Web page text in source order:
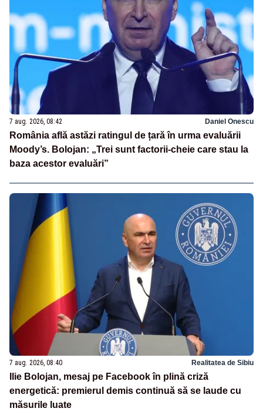
7 aug. 2026, 08:42 Daniel Onescu
România află astăzi ratingul de țară în urma evaluării
Moody’s. Bolojan: „Trei sunt factorii-cheie care stau la
baza acestor evaluări”
7 aug. 2026, 08:40 Realitatea de Sibiu
Ilie Bolojan, mesaj pe Facebook în plină criză
energetică: premierul demis continuă să se laude cu
măsurile luate